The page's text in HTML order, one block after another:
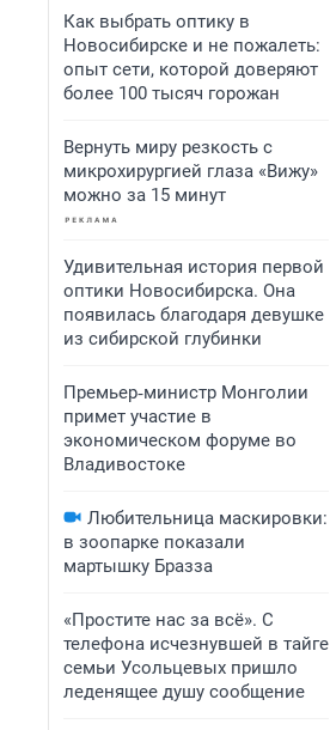
Как выбрать оптику в
Новосибирске и не пожалеть:
опыт сети, которой доверяют
более 100 тысяч горожан
Вернуть миру резкость с
микрохирургией глаза «Вижу»
можно за 15 минут
Удивительная история первой
оптики Новосибирска. Она
появилась благодаря девушке
из сибирской глубинки
Премьер‑министр Монголии
примет участие в
экономическом форуме во
Владивостоке
Любительница маскировки:
в зоопарке показали
мартышку Бразза
«Простите нас за всё». С
телефона исчезнувшей в тайге
семьи Усольцевых пришло
леденящее душу сообщение